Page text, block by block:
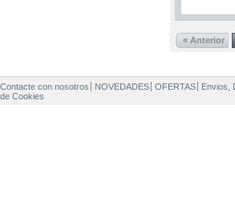
« Anterior
Contacte con nosotros NOVEDADES OFERTAS Envios,
de Cookies